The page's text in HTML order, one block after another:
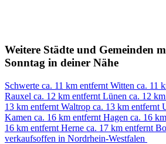
Weitere Städte und Gemeinden
Sonntag in deiner Nähe
Schwerte ca. 11 km entfernt Witten ca. 11
Rauxel ca. 12 km entfernt Lünen ca. 12
13 km entfernt Waltrop ca. 13 km entfernt
Kamen ca. 16 km entfernt Hagen ca. 16
16 km entfernt Herne ca. 17 km entfernt
verkaufsoffen in Nordrhein-Westfalen